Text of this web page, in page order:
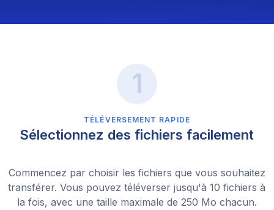
TÉLÉVERSEMENT RAPIDE
Sélectionnez des fichiers facilement
Commencez par choisir les fichiers que vous souhaitez
transférer. Vous pouvez téléverser jusqu'à 10 fichiers à
la fois, avec une taille maximale de 250 Mo chacun.